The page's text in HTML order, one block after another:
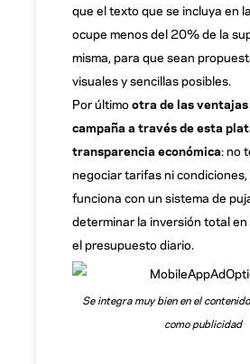
que el texto que se incluya en
ocupe menos del 20% de la
misma, para que sean
visuales y sencillas posibles.
Por último otra de las ventajas
campaña a través de esta
transparencia económica: no
negociar tarifas ni condiciones,
funciona con un sistema de
determinar la inversión total en
el presupuesto diario.
Se integra muy bien en el
como publicidad